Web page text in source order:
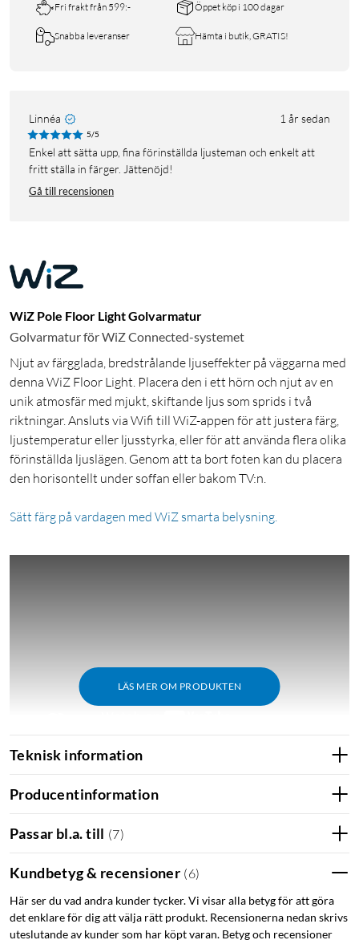
Fri frakt från 599:- Öppet köp i 100 dagar
Snabba leveranser Hämta i butik, GRATIS!
Linnéa 1 år sedan
5/5
Enkel att sätta upp, fina förinställda ljusteman och enkelt att
fritt ställa in färger. Jättenöjd!
Gå till recensionen
WiZ Pole Floor Light Golvarmatur
Golvarmatur för WiZ Connected-systemet
Njut av färgglada, bredstrålande ljuseffekter på väggarna med
denna WiZ Floor Light. Placera den i ett hörn och njut av en
unik atmosfär med mjukt, skiftande ljus som sprids i två
riktningar. Ansluts via Wifi till WiZ-appen för att justera färg,
ljustemperatur eller ljusstyrka, eller för att använda flera olika
förinställda ljuslägen. Genom att ta bort foten kan du placera
den horisontellt under soffan eller bakom TV:n.
Sätt färg på vardagen med WiZ smarta belysning.
LÄS MER OM PRODUKTEN
Matter
(iOS/Android) får belysning och tillbehör från Wiz (tillverkade
det smarta hemmet tillsammans med en Matter-kompatibel
gateway, exempelvis Apple HomePod, Amazon Echo eller
Google Nest Hub.
Teknisk information
Producentinformation
Passar bl.a. till (7)
Kundbetyg & recensioner (6)
Här ser du vad andra kunder tycker. Vi visar alla betyg för att göra
det enklare för dig att välja rätt produkt. Recensionerna nedan skrivs
uteslutande av kunder som har köpt varan. Betyg och recensioner